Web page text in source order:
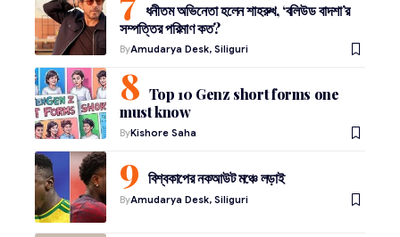
ধনীতম অভিনেতা হলেন শাহরুখ, ‘বলিউড বাদশা’র
সম্পত্তির পরিমাণ কত?
ByAmudarya Desk, Siliguri
Top 10 Genz short forms one
must know
ByKishore Saha
বিশ্বকাপের নকআউট মঞ্চে লড়াই
ByAmudarya Desk, Siliguri